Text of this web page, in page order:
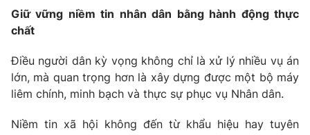
Giữ vững niềm tin nhân dân bằng hành động thực
chất
Điều người dân kỳ vọng không chỉ là xử lý nhiều vụ án
lớn, mà quan trọng hơn là xây dựng được một bộ máy
liêm chính, minh bạch và thực sự phục vụ Nhân dân.
Niềm tin xã hội không đến từ khẩu hiệu hay tuyên